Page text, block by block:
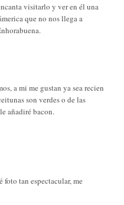
visitarlo y ver en él una
que no nos llega a
a mi me gustan ya sea recien
son verdes o de las
añadiré bacon.
foto tan espectacular, me